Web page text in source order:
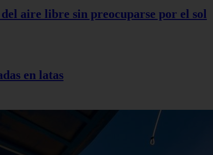
aire libre sin preocuparse por el sol
en latas